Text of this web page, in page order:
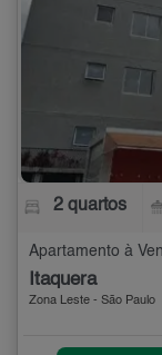
2 quartos
Apartamento à
Itaquera
Zona Leste - São Paulo